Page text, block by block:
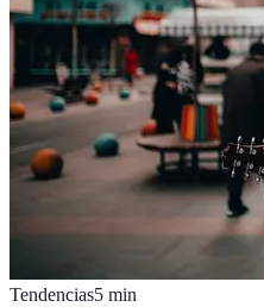
Tendencias5 min